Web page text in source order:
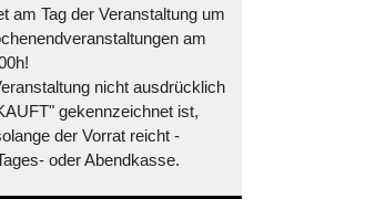
am Tag der Veranstaltung um
am
nicht ausdrücklich
gekennzeichnet ist,
der Vorrat reicht -
oder Abendkasse.